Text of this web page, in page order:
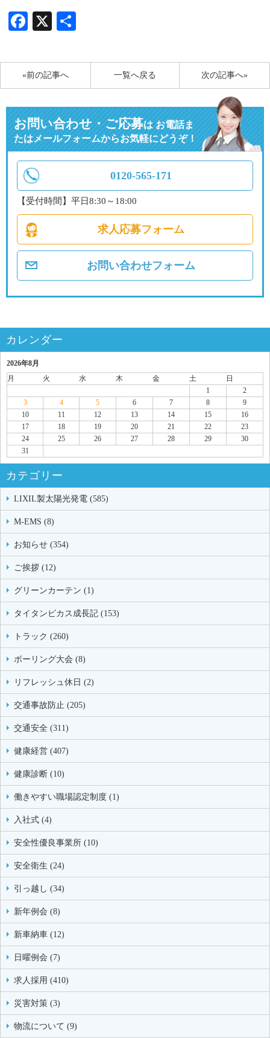
Facebook
X
«前の記事へ 次の記事へ»
一覧へ戻る
お問い合わせ・ご応募はお電話ま
たはメールフォームからお気軽にどうぞ！
0120-565-171
【受付時間】平日8:30～18:00
求人応募フォーム
お問い合わせフォーム
カレンダー
2026年8月
月
火 水 木 金 土
日
1
2
3
4 5 6 7 8
9
10
11 12 13 14 15
16
17
18 19 20 21 22
23
24
25 26 27 28 29
30
31
カテゴリー
LIXIL製太陽光発電 (585)
M-EMS (8)
お知らせ (354)
ご挨拶 (12)
グリーンカーテン (1)
タイタンビカス成長記 (153)
トラック (260)
ボーリング大会 (8)
リフレッシュ休日 (2)
交通事故防止 (205)
交通安全 (311)
健康経営 (407)
健康診断 (10)
働きやすい職場認定制度 (1)
入社式 (4)
安全性優良事業所 (10)
安全衛生 (24)
引っ越し (34)
新年例会 (8)
新車納車 (12)
日曜例会 (7)
求人採用 (410)
災害対策 (3)
物流について (9)